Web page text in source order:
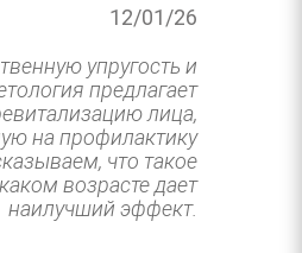
12/01/26
упругость и
предлагает
лица,
на профилактику
что такое
возрасте дает
наилучший эффект.